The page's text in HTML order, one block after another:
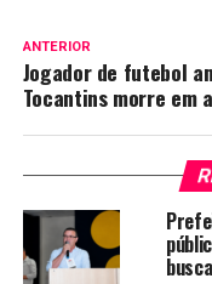
ANTERIOR
Jogador de futebol
Tocantins morre em